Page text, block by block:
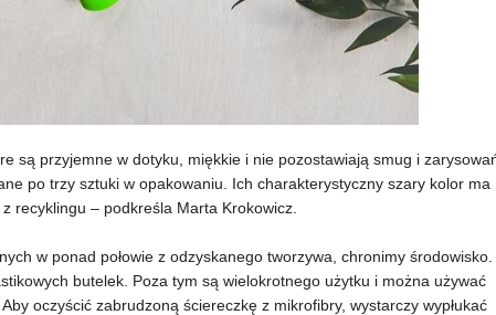
są przyjemne w dotyku, miękkie i nie pozostawiają smug i
po trzy sztuki w opakowaniu. Ich charakterystyczny szary kolor ma
recyklingu – podkreśla Marta Krokowicz.
w ponad połowie z odzyskanego tworzywa, chronimy środowisko.
butelek. Poza tym są wielokrotnego użytku i można używać
oczyścić zabrudzoną ściereczkę z mikrofibry, wystarczy wypłukać